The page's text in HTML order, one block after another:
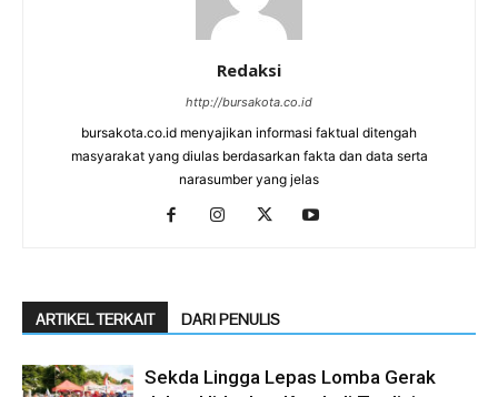
Redaksi
http://bursakota.co.id
bursakota.co.id menyajikan informasi faktual ditengah
masyarakat yang diulas berdasarkan fakta dan data serta
narasumber yang jelas
ARTIKEL TERKAIT DARI PENULIS
Sekda Lingga Lepas Lomba Gerak